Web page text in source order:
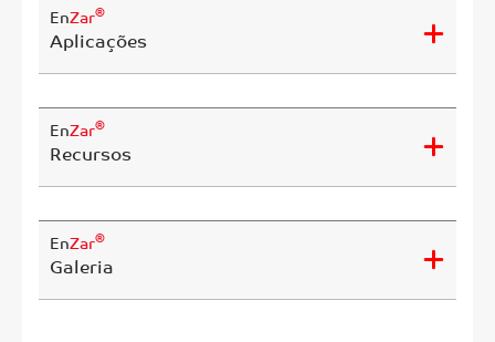
EnZar®
Aplicações
EnZar®
Recursos
EnZar®
Galeria